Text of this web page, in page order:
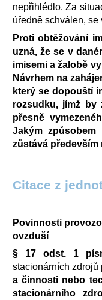
nepřihlédlo. Za
úředně schválen,
Proti obtěžování
uzná, že se v
imisemi a žalobě
Návrhem na
který se dopouští
rozsudku, jímž by
přesně
Jakým
zůstává
Citace z
Povinnosti
ovzduší
§ 17 odst. 1
stacionárních
a činnosti nebo
stacionárního